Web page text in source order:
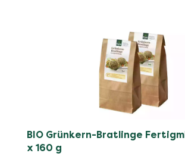
BIO Grünkern-Bratlinge
x 160 g